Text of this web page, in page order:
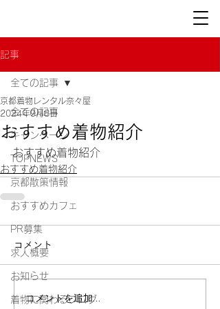
記事
全ての記事
キャンペーン
TOPNEWS
京都散策情報
おすすめカフェ
PR募集
求人概要
お知らせ
着物に関わるブログ
全ての記事
おすすめ着物紹介
京都着物レンタル奈々屋
2024年9月8日
おすすめ着物紹介
おすすめ着物紹介
コメント
コメントを追加…